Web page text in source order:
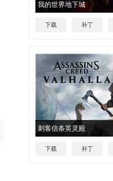
我的世界地下城
下载 补丁
刺客信条英灵殿
下载 补丁